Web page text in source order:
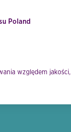
Poland
względem jakości,